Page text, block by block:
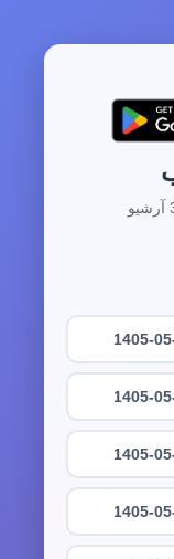
1405-
1405-
1405-
1405-